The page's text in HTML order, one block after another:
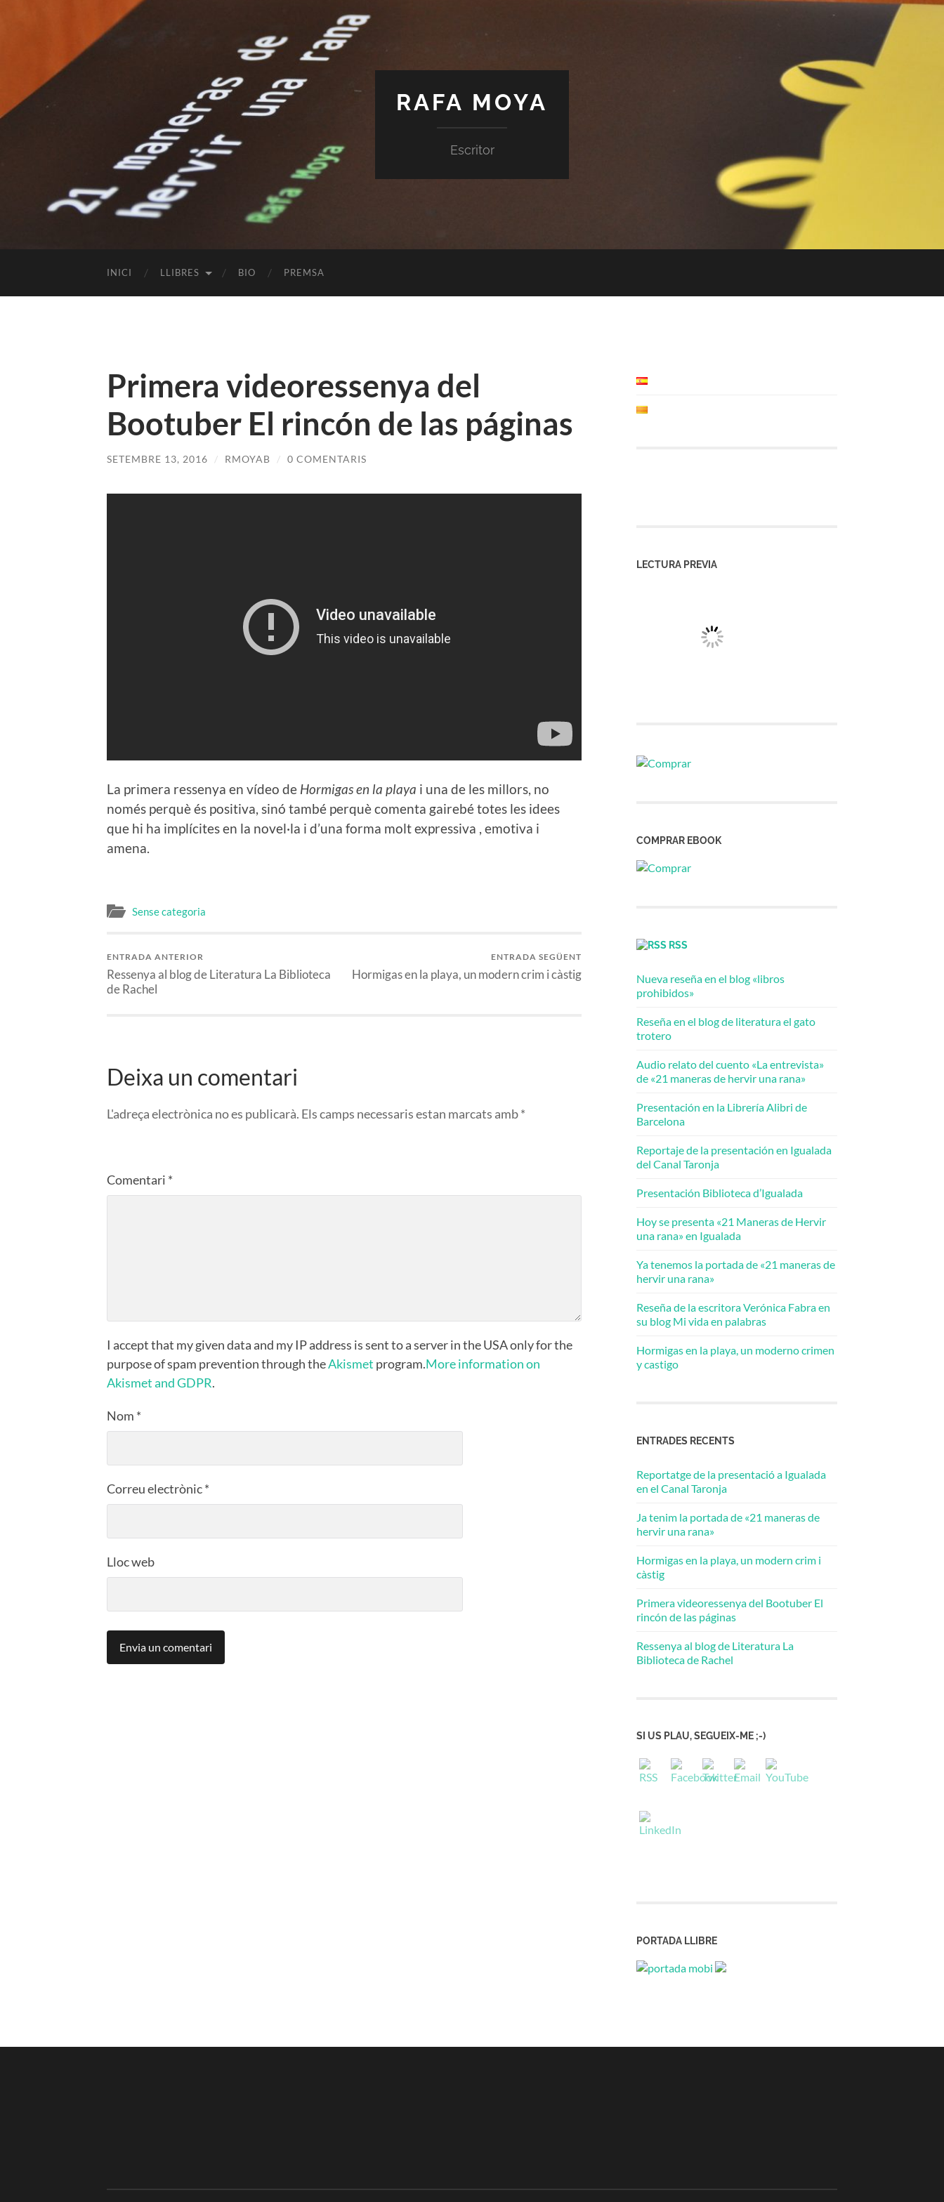
RAFA MOYA
Escritor
INICI LLIBRES BIO PREMSA
Primera videoressenya del
Bootuber El rincón de las páginas
SETEMBRE 13, 2016 / RMOYAB / 0 COMENTARIS
La primera ressenya en vídeo de Hormigas en la playa i una de les millors, no
només perquè és positiva, sinó també perquè comenta gairebé totes les idees
que hi ha implícites en la novel·la i d’una forma molt expressiva , emotiva i
amena.
Sense categoria
ENTRADA ANTERIOR
Ressenya al blog de Literatura La Biblioteca
de Rachel
ENTRADA SEGÜENT
Hormigas en la playa, un modern crim i càstig
Deixa un comentari
L'adreça electrònica no es publicarà. Els camps necessaris estan marcats amb*
Comentari *
I accept that my given data and my IP address is sent to a server in the USA only for the
purpose of spam prevention through theAkismet program.More information on
Akismet and GDPR.
Nom *
Correu electrònic*
Lloc web
LECTURA PREVIA
COMPRAR EBOOK
RSS
Nueva reseña en el blog «libros
prohibidos»
Reseña en el blog de literatura el gato
trotero
Audio relato del cuento «La entrevista»
de «21 maneras de hervir una rana»
Presentación en la Librería Alibri de
Barcelona
Reportaje de la presentación en Igualada
del Canal Taronja
Presentación Biblioteca d’Igualada
Hoy se presenta «21 Maneras de Hervir
una rana» en Igualada
Ya tenemos la portada de «21 maneras de
hervir una rana»
Reseña de la escritora Verónica Fabra en
su blog Mi vida en palabras
Hormigas en la playa, un moderno crimen
y castigo
ENTRADES RECENTS
Reportatge de la presentació a Igualada
en el Canal Taronja
Ja tenim la portada de «21 maneras de
hervir una rana»
Hormigas en la playa, un modern crim i
càstig
Primera videoressenya del Bootuber El
rincón de las páginas
Ressenya al blog de Literatura La
Biblioteca de Rachel
SI US PLAU, SEGUEIX-ME ;-)
PORTADA LLIBRE